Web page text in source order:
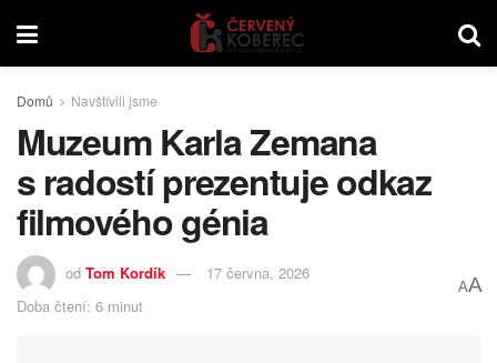
Domů Navštívili jsme
Muzeum Karla Zemana
s radostí prezentuje odkaz
filmového génia
od Tom Kordík
17 června, 2026
Doba čtení: 6 minut
AA